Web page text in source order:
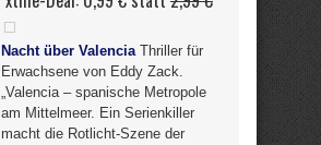
Nacht über ValenciaThriller für
Erwachsene von Eddy Zack.
„Valencia – spanische Metropole
am Mittelmeer. Ein Serienkiller
macht die Rotlicht-Szene der